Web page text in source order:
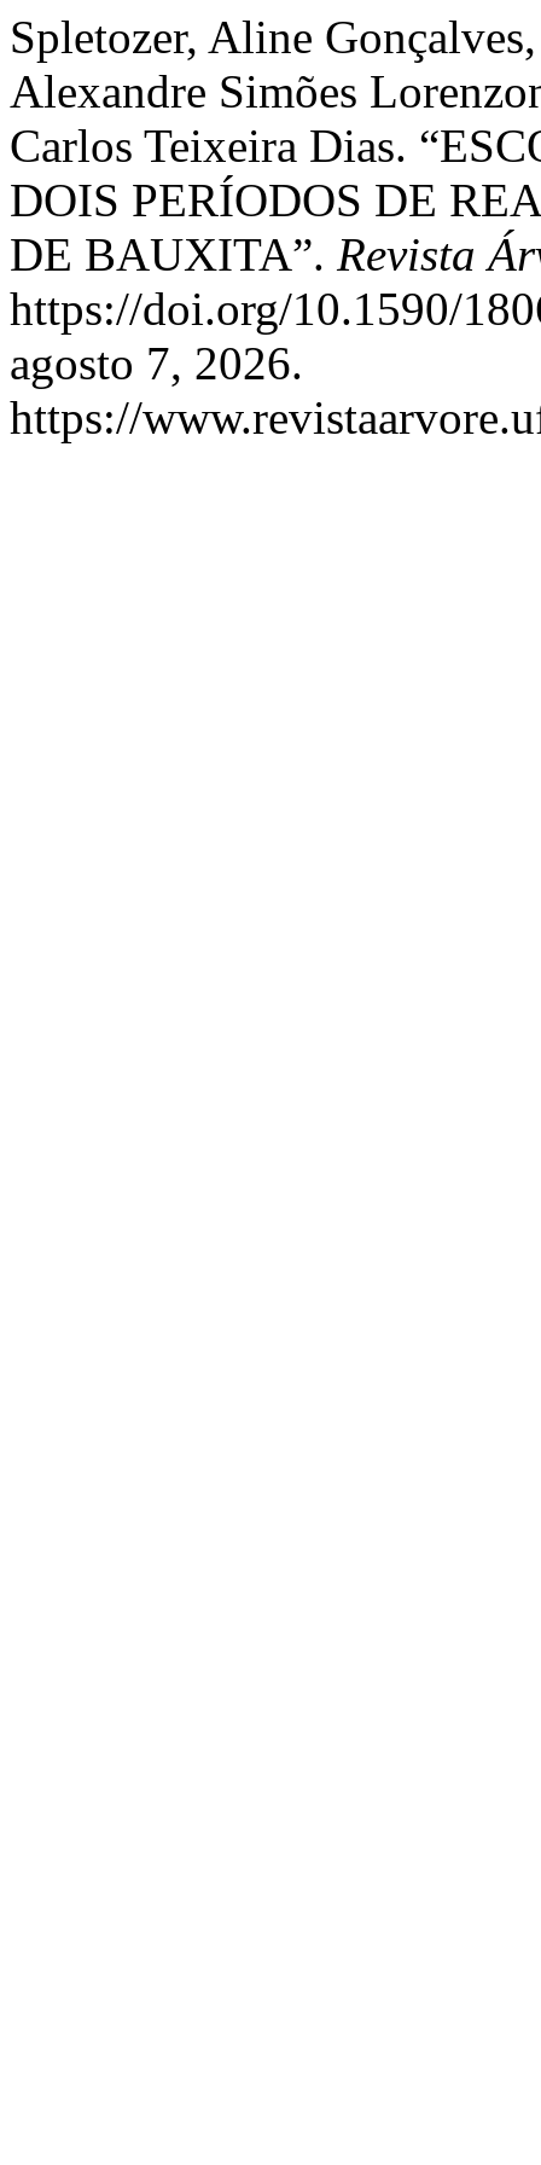
Spletozer, Aline
Alexandre Simões
Carlos Teixeira Dias.
DOIS PERÍODOS DE
DE BAUXITA”. Revista
https://doi.org/10.1590/
agosto 7, 2026.
https://